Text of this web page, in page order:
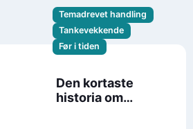
Temadrevet handling
Tankevekkende
Før i tiden
Den kortaste
historia om